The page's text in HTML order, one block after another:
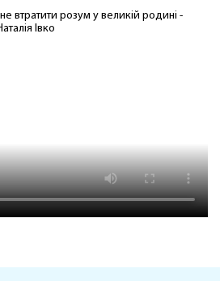
втратити розум у великій родині -
Івко